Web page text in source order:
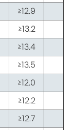
≥12.9
≥13.2
≥13.4
≥13.5
≥12.0
≥12.2
≥12.7